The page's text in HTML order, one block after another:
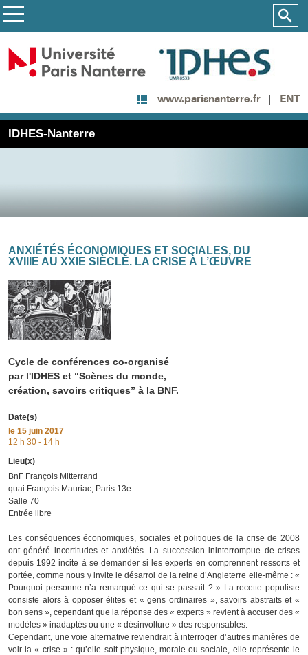
www.parisnanterre.fr ENT
IDHES-Nanterre
ANXIÉTÉS ÉCONOMIQUES ET SOCIALES, DU
XVIIIE AU XXIE SIÈCLE. LA CRISE À L’ŒUVRE
Cycle de conférences co-organisé
par l'IDHES et “Scènes du monde,
création, savoirs critiques” à la BNF.
Date(s)
le 15 juin 2017
12 h 30 - 14 h
Lieu(x)
BnF François Mitterrand
quai François Mauriac, Paris 13e
Salle 70
Entrée libre
Les conséquences économiques, sociales et politiques de la crise de 2008
ont généré incertitudes et anxiétés. La succession ininterrompue de crises
depuis 1992 incite à se demander si les experts en comprennent ressorts et
portée, comme nous y invite le désarroi de la reine d’Angleterre elle-même : «
Pourquoi personne n’a remarqué ce qui se passait ? » La recette populiste
consiste alors à opposer élites et « gens ordinaires », savoirs abstraits et «
bon sens », cependant que la réponse des « experts » revient à accuser des «
modèles » inadaptés ou une « désinvolture » des responsables.
Cependant, une voie alternative reviendrait à interroger d’autres manières de
voir la « crise » : qu’elle soit physique, morale ou sociale, elle représente le